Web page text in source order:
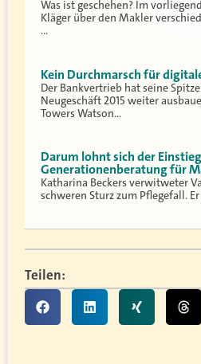
Was ist geschehen? Im
Kläger über den Makler
…
Kein Durchmarsch für
Der Bankvertrieb hat seine
Neugeschäft 2015 weiter
Towers Watson…
Darum lohnt sich der
Generationenberatung für
Katharina Beckers verwitweter
schweren Sturz zum Pflegefall.
Teilen: